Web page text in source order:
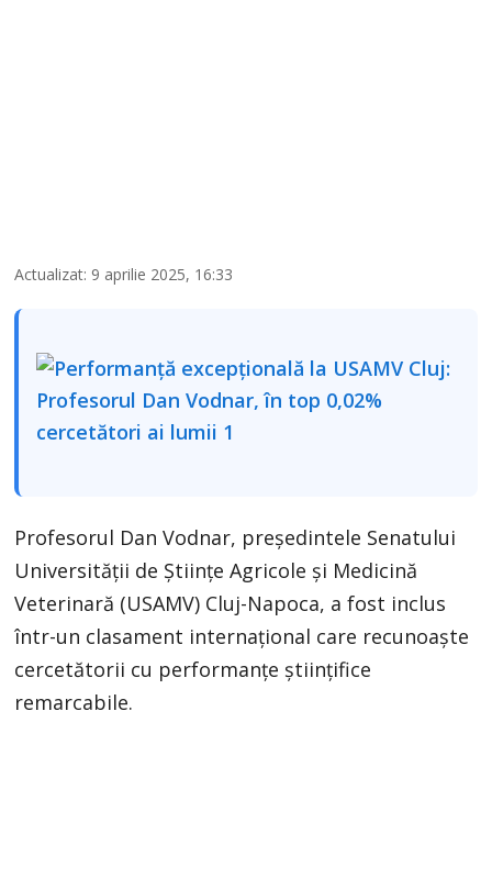
Actualizat: 9 aprilie 2025, 16:33
Profesorul Dan Vodnar, președintele Senatului
Universității de Științe Agricole și Medicină
Veterinară (USAMV) Cluj-Napoca, a fost inclus
într-un clasament internațional care recunoaște
cercetătorii cu performanțe științifice
remarcabile.